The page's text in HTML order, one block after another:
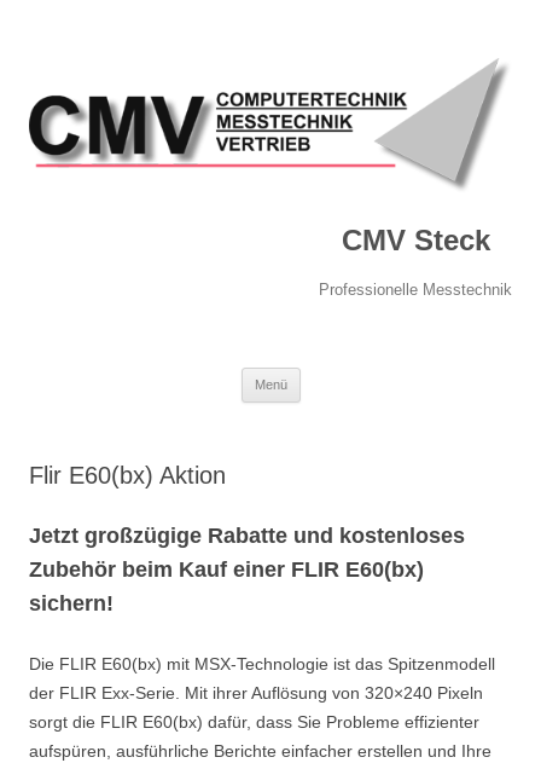
CMV Steck
Professionelle Messtechnik
Menü
Flir E60(bx) Aktion
Jetzt großzügige Rabatte und kostenloses
Zubehör beim Kauf einer FLIR E60(bx)
sichern!
Die FLIR E60(bx) mit MSX-Technologie ist das Spitzenmodell
der FLIR Exx-Serie. Mit ihrer Auflösung von 320×240 Pixeln
sorgt die FLIR E60(bx) dafür, dass Sie Probleme effizienter
aufspüren, ausführliche Berichte einfacher erstellen und Ihre